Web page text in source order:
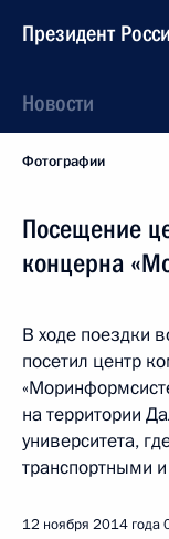
Президент
Новости
Фотографии
Посещение
концерна
В ходе поездки
посетил центр
на территории
университета,
транспортными
12 ноября 2014 года